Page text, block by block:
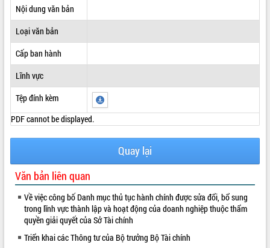
Nội dung văn bản
Loại văn bản
Cấp ban hành
Lĩnh vực
Tệp đính kèm
PDF cannot be displayed.
Quay lại
Văn bản liên quan
Về việc công bố Danh mục thủ tục hành chính được sửa đổi, bổ sung
trong lĩnh vực thành lập và hoạt động của doanh nghiệp thuộc thẩm
quyền giải quyết của Sở Tài chính
Triển khai các Thông tư của Bộ trưởng Bộ Tài chính